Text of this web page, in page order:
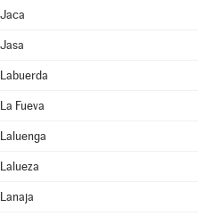
Jaca
Jasa
Labuerda
La Fueva
Laluenga
Lalueza
Lanaja